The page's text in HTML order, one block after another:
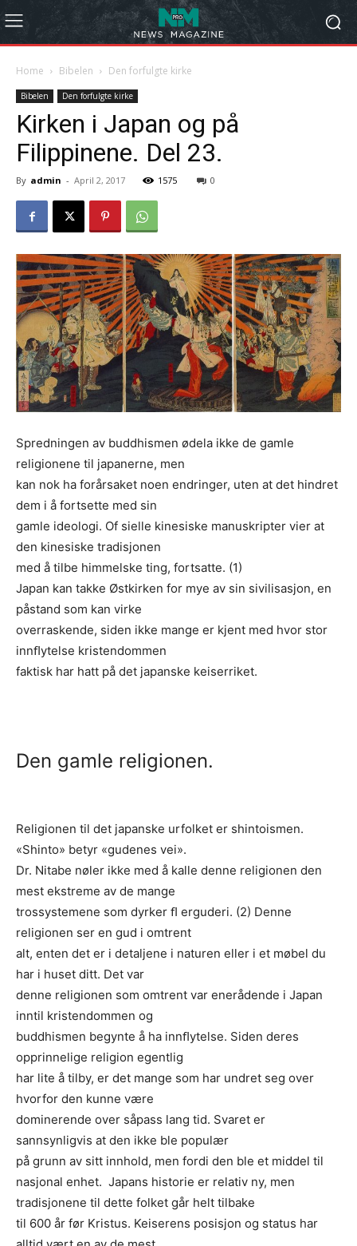
Home Bibelen Den forfulgte kirke
Bibelen Den forfulgte kirke
Kirken i Japan og på
Filippinene. Del 23.
By admin - April 2, 2017 1575 0
Spredningen av buddhismen ødela ikke de gamle
religionene til japanerne, men
kan nok ha forårsaket noen endringer, uten at det hindret
dem i å fortsette med sin
gamle ideologi. Of sielle kinesiske manuskripter vier at
den kinesiske tradisjonen
med å tilbe himmelske ting, fortsatte. (1)
Japan kan takke Østkirken for mye av sin sivilisasjon, en
påstand som kan virke
overraskende, siden ikke mange er kjent med hvor stor
innﬂytelse kristendommen
faktisk har hatt på det japanske keiserriket.
Den gamle religionen.
Religionen til det japanske urfolket er shintoismen.
«Shinto» betyr «gudenes vei».
Dr. Nitabe nøler ikke med å kalle denne religionen den
mest ekstreme av de mange
trossystemene som dyrker ﬂ erguderi. (2) Denne
religionen ser en gud i omtrent
alt, enten det er i detaljene i naturen eller i et møbel du
har i huset ditt. Det var
denne religionen som omtrent var enerådende i Japan
inntil kristendommen og
buddhismen begynte å ha innﬂytelse. Siden deres
opprinnelige religion egentlig
har lite å tilby, er det mange som har undret seg over
hvorfor den kunne være
dominerende over såpass lang tid. Svaret er
sannsynligvis at den ikke ble populær
på grunn av sitt innhold, men fordi den ble et middel til
nasjonal enhet. Japans historie er relativ ny, men
tradisjonene til dette folket går helt tilbake
til 600 år før Kristus. Keiserens posisjon og status har